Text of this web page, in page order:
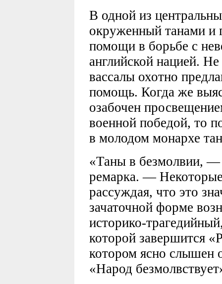
В одной из
окруженный танами и
помощи в борьбе с
английской нацией.
вассалы охотно
помощь. Когда же
озабочен
военной победой, то
в молодом монархе
«Таны в безмолвии, —
ремарка. —
рассуждая, что это
зачаточной форме
историко-
которой завершится
котором ясно слышен
«Народ